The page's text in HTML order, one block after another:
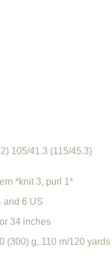
105/41.3 (115/45.3)
*knit 3, purl 1*
and 6 US
34 inches
(300) g, 110 m/120 yards